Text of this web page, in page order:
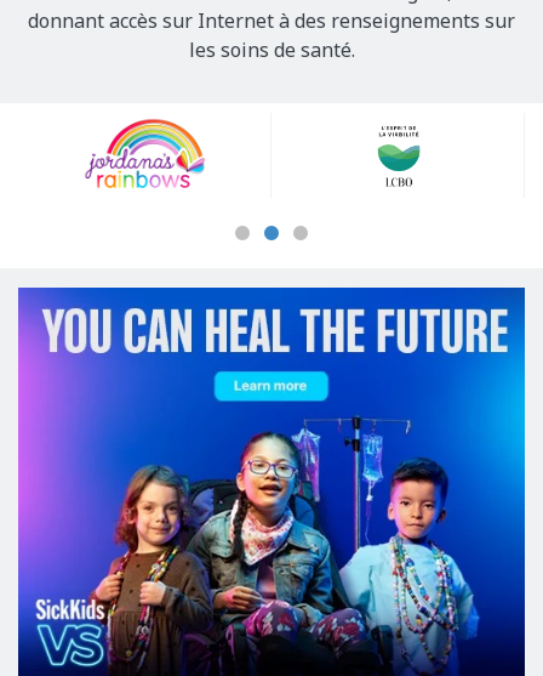
donnant accès sur Internet à des renseignements sur
les soins de santé.
Sponsors